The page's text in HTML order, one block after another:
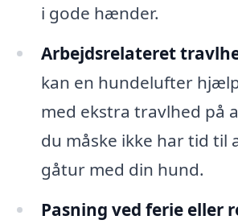
i gode hænder.
Arbejdsrelateret
kan en hundelufter
med ekstra travlhed på
du måske ikke har tid til
gåtur med din hund.
Pasning ved ferie eller